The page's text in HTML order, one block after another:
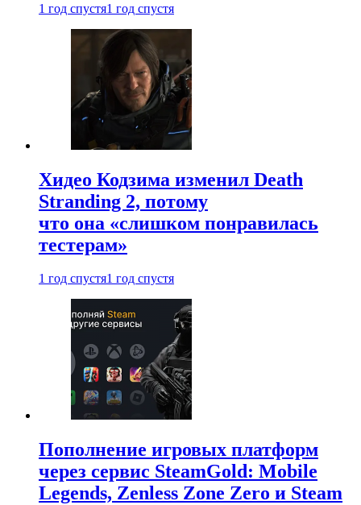
1 год спустя1 год спустя
Хидео Кодзима изменил Death
Stranding 2, потому
что она «слишком понравилась
тестерам»
1 год спустя1 год спустя
Пополнение игровых платформ
через сервис SteamGold: Mobile
Legends, Zenless Zone Zero и Steam